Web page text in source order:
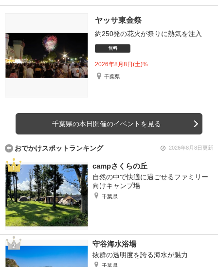
ヤッサ東金祭
約250発の花火が祭りに熱気を注入
無料
2026年8月8日(土)%
千葉県
千葉県の本日開催のイベントを見る
おでかけスポットランキング 2026年8月8日更新
campさくらの丘
自然の中で快適に過ごせるファミリー
向けキャンプ場
千葉県
守谷海水浴場
抜群の透明度を誇る海水が魅力
千葉県